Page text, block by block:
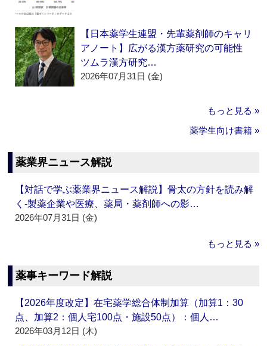
【日本薬学生連盟・先輩薬剤師のキャリ
アノート】広がる漢方薬研究の可能性
ツムラ漢方研究…
2026年07月31日 (金)
もっと見る »
薬学生向け書籍 »
薬業界ニュース解説
【対話で学ぶ薬業界ニュース解説】骨太の方針を読み解
く‐製薬企業や医療、薬局・薬剤師への影…
2026年07月31日 (金)
もっと見る »
薬事キーワード解説
【2026年度改定】在宅薬学総合体制加算（加算1：30
点、加算2：個人宅100点・施設50点）：個人…
2026年03月12日 (木)